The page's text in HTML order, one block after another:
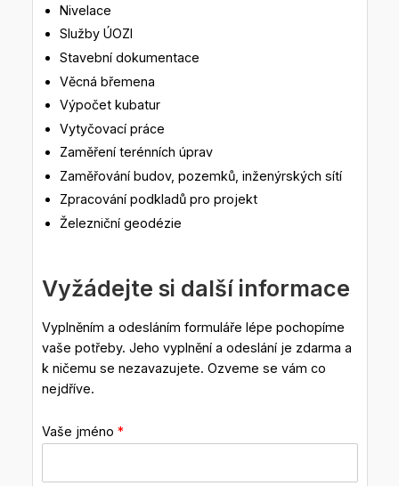
Nivelace
Služby ÚOZI
Stavební dokumentace
Věcná břemena
Výpočet kubatur
Vytyčovací práce
Zaměření terénních úprav
Zaměřování budov, pozemků, inženýrských sítí
Zpracování podkladů pro projekt
Železniční geodézie
Vyžádejte si další informace
Vyplněním a odesláním formuláře lépe pochopíme
vaše potřeby. Jeho vyplnění a odeslání je zdarma a
k ničemu se nezavazujete. Ozveme se vám co
nejdříve.
Vaše jméno *